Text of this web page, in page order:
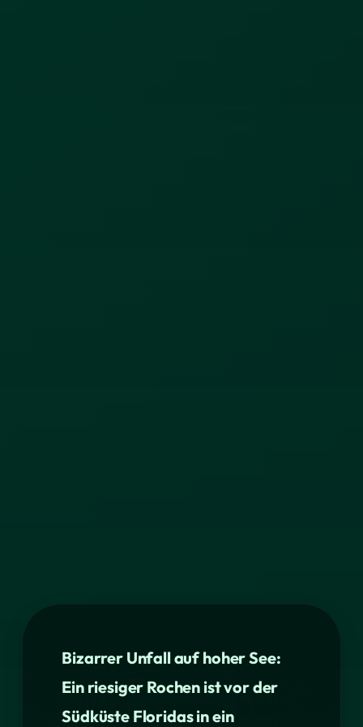
Bizarrer Unfall auf hoher See:
Ein riesiger Rochen ist vor der
Südküste Floridas in ein